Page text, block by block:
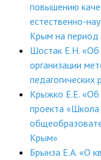
КОНТАКТЫ
повышению
естественно-
Крым на
Шостак Е.Н. «Об
организации
педагогических
Крыжко Е.Е. «Об
проекта
Крым»
Брынза Е.А. «О